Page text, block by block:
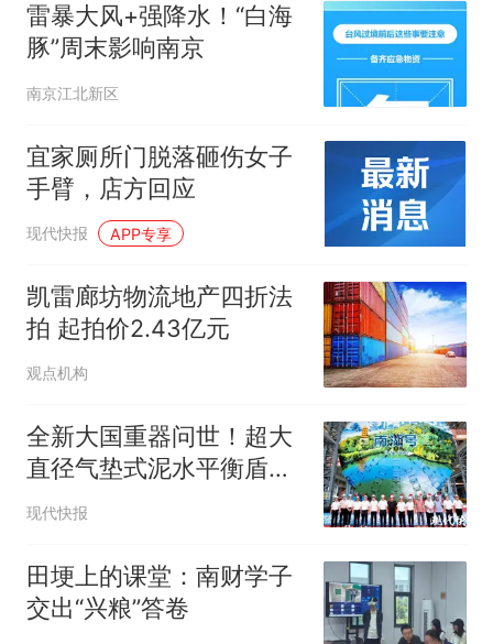
雷暴大风+强降水！“白海
豚”周末影响南京
南京江北新区
宜家厕所门脱落砸伤女子
手臂，店方回应
现代快报 APP专享
凯雷廊坊物流地产四折法
拍 起拍价2.43亿元
观点机构
全新大国重器问世！超大
直径气垫式泥水平衡盾构
机“南湖号”在苏州下线
现代快报
田埂上的课堂：南财学子
交出“兴粮”答卷